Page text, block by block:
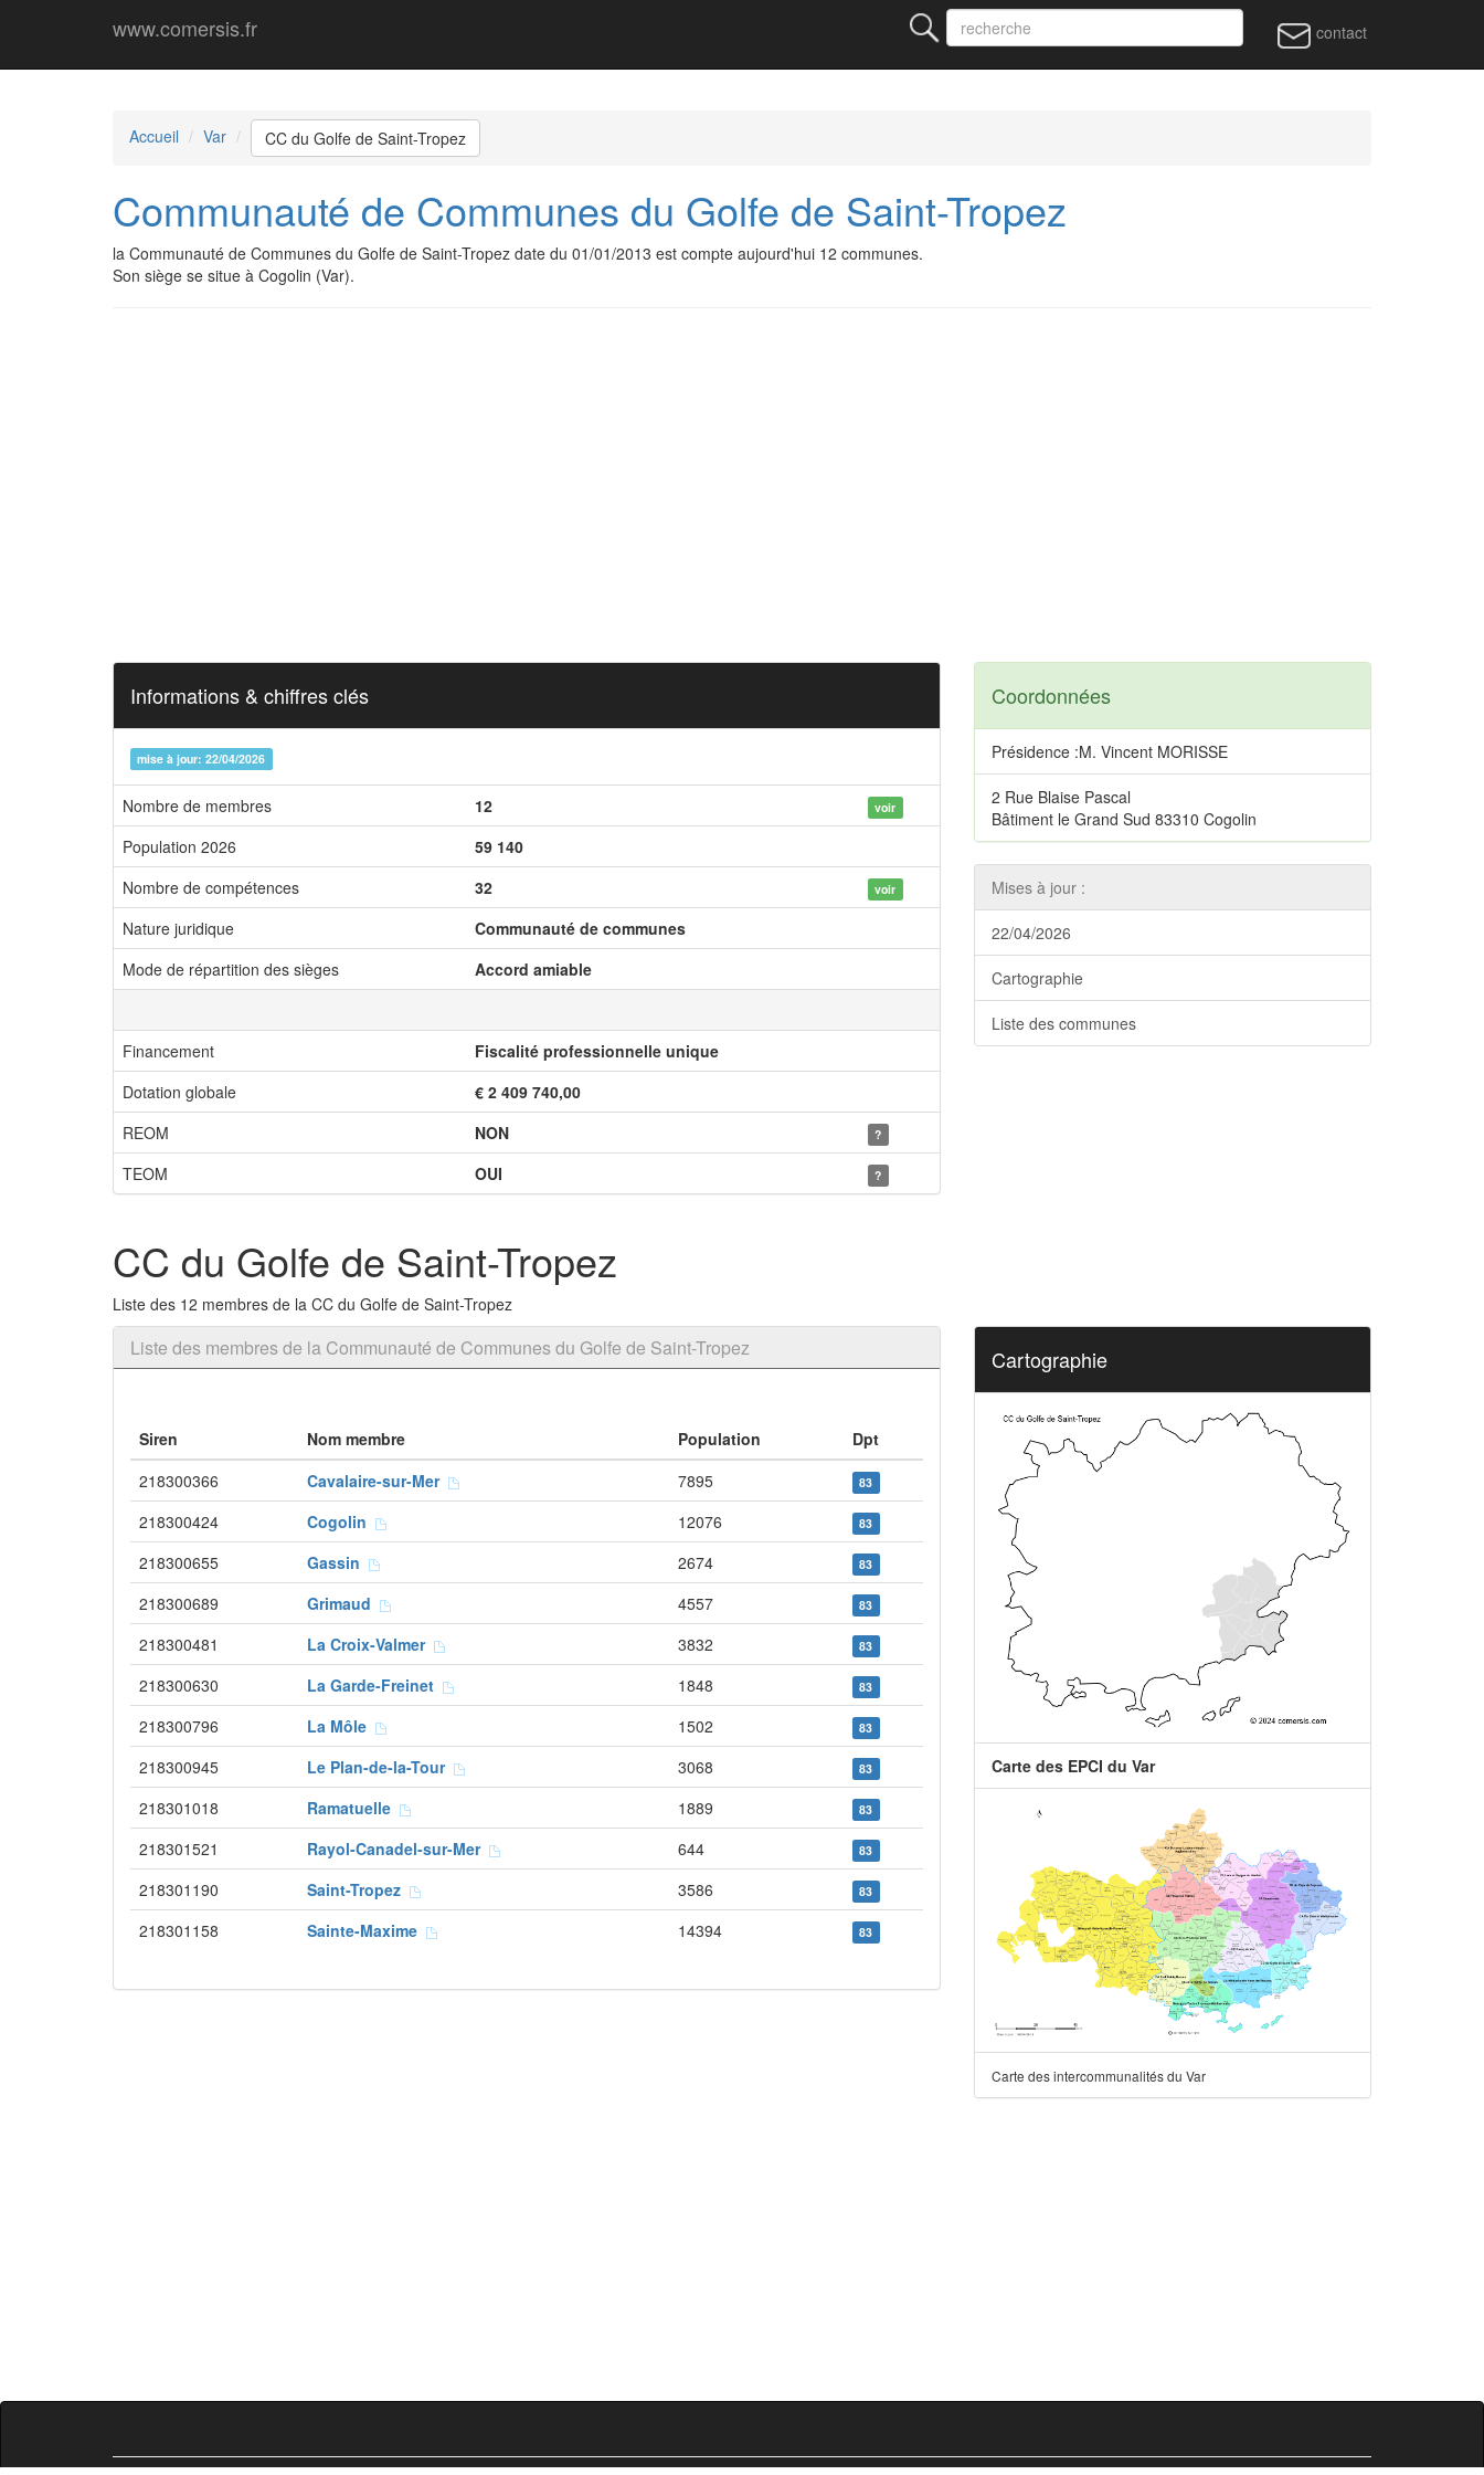
www.comersis.fr contact
Accueil Var CC du Golfe de Saint-Tropez
Communauté de Communes du Golfe de Saint-Tropez
la Communauté de Communes du Golfe de Saint-Tropez date du 01/01/2013 est compte aujourd'hui 12 communes.
Son siège se situe à Cogolin (Var).
Informations & chiffres clés
mise à jour: 22/04/2026
Nombre de membres 12 voir
Population 2026
59 140
Nombre de compétences
32 voir
Nature juridique
Communauté de communes
Mode de répartition des sièges
Accord amiable
Financement
Fiscalité professionnelle unique
Dotation globale
€ 2 409 740,00
REOM
NON ?
TEOM OUI ?
Coordonnées
Présidence :M. Vincent MORISSE
2 Rue Blaise Pascal
Bâtiment le Grand Sud 83310 Cogolin
Mises à jour :
22/04/2026
Cartographie
Liste des communes
CC du Golfe de Saint-Tropez
Liste des 12 membres de la CC du Golfe de Saint-Tropez
Liste des membres de la Communauté de Communes du Golfe de Saint-Tropez
Siren Nom membre Population
Dpt
218300366
Cavalaire-sur-Mer 7895 83
218300424 Cogolin 12076 83
218300655 Gassin 2674 83
218300689 Grimaud 4557 83
218300481 La Croix-Valmer 3832 83
218300630 La Garde-Freinet 1848 83
218300796 La Môle 1502 83
218300945 Le Plan-de-la-Tour 3068 83
218301018 Ramatuelle 1889 83
218301521 Rayol-Canadel-sur-Mer 644 83
218301190 Saint-Tropez 3586 83
218301158 Sainte-Maxime 14394 83
Cartographie
Carte des EPCI du Var
Carte des intercommunalités du Var